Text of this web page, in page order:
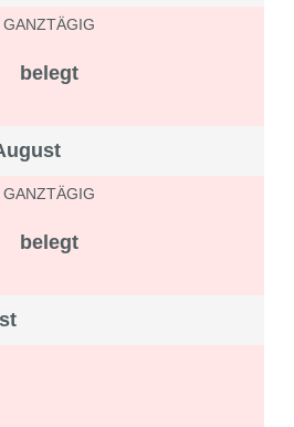
GANZTÄGIG
belegt
GANZTÄGIG
belegt